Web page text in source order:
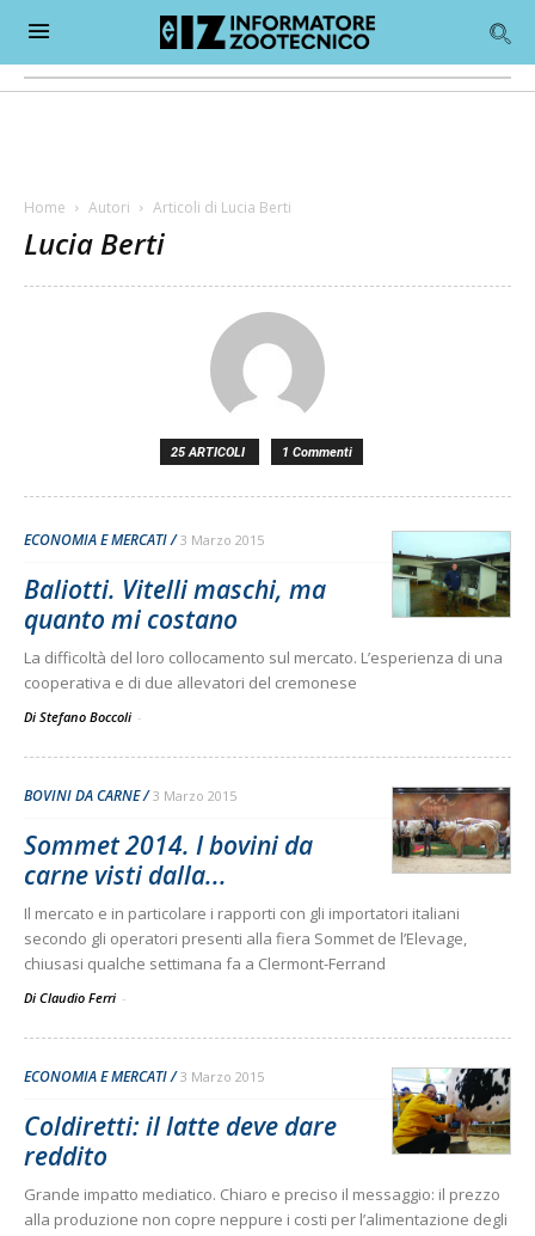
Home Autori Articoli di Lucia Berti
Lucia Berti
25 ARTICOLI 1 Commenti
ECONOMIA E MERCATI 3 Marzo 2015
Baliotti. Vitelli maschi, ma
quanto mi costano
La difficoltà del loro collocamento sul mercato. L’esperienza di una
cooperativa e di due allevatori del cremonese
Di Stefano Boccoli -
BOVINI DA CARNE 3 Marzo 2015
Sommet 2014. I bovini da
carne visti dalla...
Il mercato e in particolare i rapporti con gli importatori italiani
secondo gli operatori presenti alla fiera Sommet de l’Elevage,
chiusasi qualche settimana fa a Clermont-Ferrand
Di Claudio Ferri -
ECONOMIA E MERCATI 3 Marzo 2015
Coldiretti: il latte deve dare
reddito
Grande impatto mediatico. Chiaro e preciso il messaggio: il prezzo
alla produzione non copre neppure i costi per l’alimentazione degli